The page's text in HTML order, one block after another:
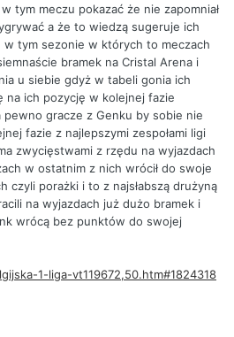
tym meczu pokazać że nie zapomniał
a że to wiedzą sugeruje ich
tym sezonie w których to meczach
bramek na Cristal Arena i
u siebie gdyż w tabeli gonia ich
na ich pozycję w kolejnej fazie
gracze z Genku by sobie nie
fazie z najlepszymi zespołami ligi
zwycięstwami z rzędu na wyjazdach
w ostatnim z nich wrócił do swoje
czyli porażki i to z najsłabszą drużyną
na wyjazdach już dużo bramek i
wrócą bez punktów do swojej
1-liga-vt119672,50.htm#1824318